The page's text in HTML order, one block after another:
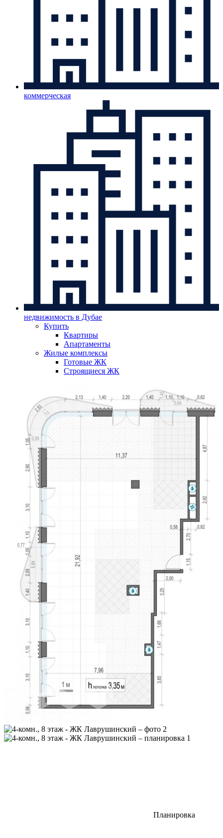
коммерческая
недвижимость в Дубае
Купить
Квартиры
Апартаменты
Жилые комплексы
Готовые ЖК
Строящиеся ЖК
Планировка